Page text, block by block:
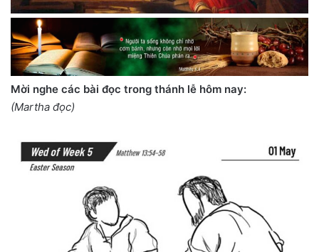
Mời nghe các bài đọc trong thánh lễ hôm nay:
(Martha đọc)